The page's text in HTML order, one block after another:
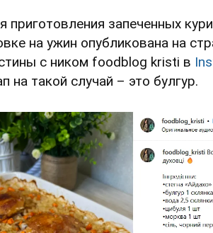
приготовления запеченных
на ужин опубликована на
с ником foodblog kristi в
на такой случай – это булгур.